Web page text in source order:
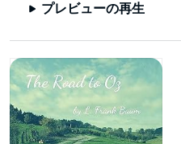
プレビューの再生